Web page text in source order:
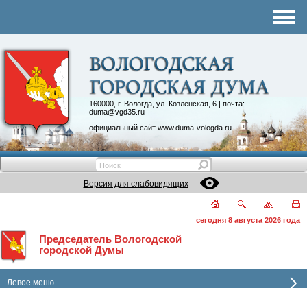
160000, г. Вологда, ул. Козленская, 6 | почта:
duma@vgd35.ru
официальный сайт www.duma-vologda.ru
Контакты
Депутатские объединения
Версия для слабовидящих
сегодня 8 августа 2026 года
Председатель Вологодской
городской Думы
Левое меню